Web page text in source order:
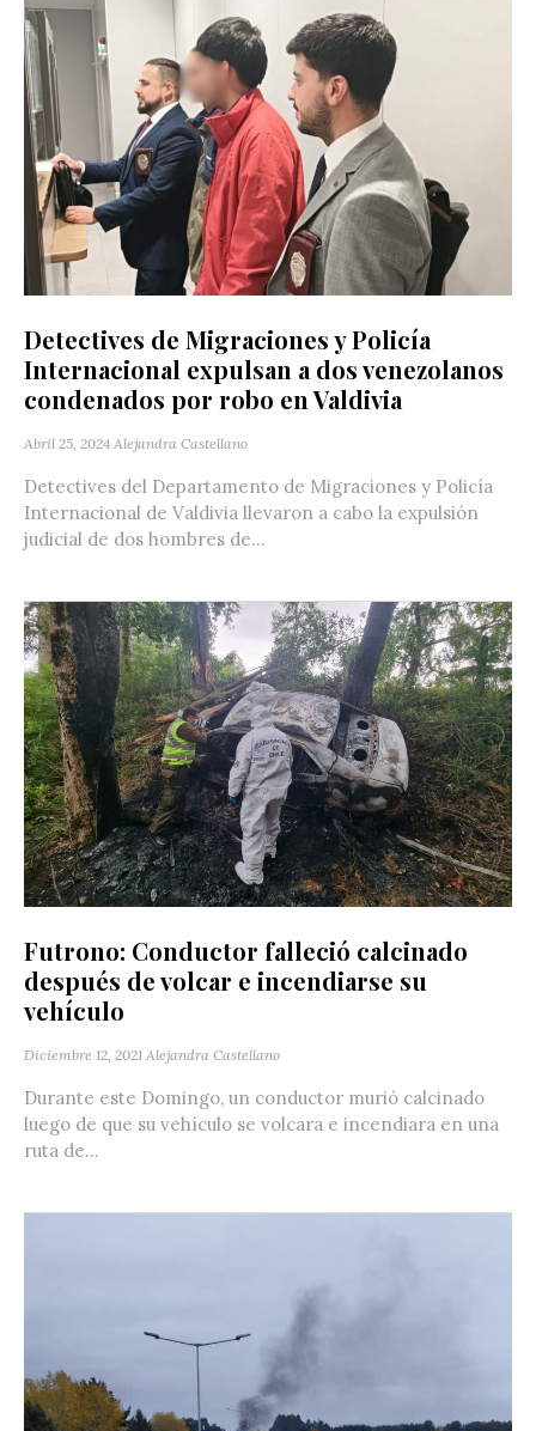
Detectives de Migraciones y Policía
Internacional expulsan a dos venezolanos
condenados por robo en Valdivia
Abril 25, 2024 Alejandra Castellano
Detectives del Departamento de Migraciones y Policía
Internacional de Valdivia llevaron a cabo la expulsión
judicial de dos hombres de...
Futrono: Conductor falleció calcinado
después de volcar e incendiarse su
vehículo
Diciembre 12, 2021 Alejandra Castellano
Durante este Domingo, un conductor murió calcinado
luego de que su vehículo se volcara e incendiara en una
ruta de...